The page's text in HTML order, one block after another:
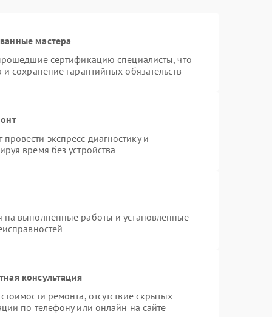
мастера
сертификацию специалисты, что
сохранение гарантийных обязательств
экспресс-диагностику и
время без устройства
на выполненные работы и установленные
консультация
ремонта, отсутствие скрытых
по телефону или онлайн на сайте